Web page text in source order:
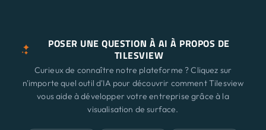
POSER UNE QUESTION À AI À PROPOS DE
TILESVIEW
Curieux de connaître notre plateforme ? Cliquez sur
n'importe quel outil d'IA pour découvrir comment Tilesview
vous aide à développer votre entreprise grâce à la
visualisation de surface.